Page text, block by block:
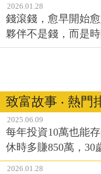
2026.01.28
錢滾錢，愈早開始
夥伴不是錢，而是
致富故事 ‧ 熱門
2025.06.09
每年投資10萬也能
休時多賺850萬，30
2026.01.28